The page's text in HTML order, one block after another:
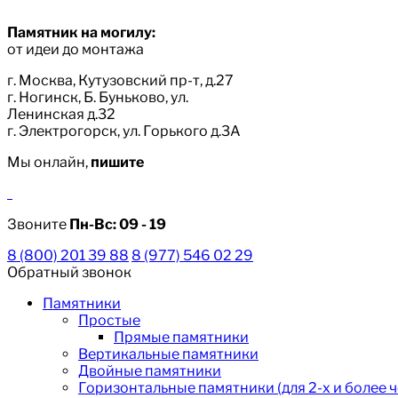
Памятник на могилу:
от идеи до монтажа
г. Москва, Кутузовский пр-т, д.27
г. Ногинск, Б. Буньково, ул.
Ленинская д.32
г. Электрогорск, ул. Горького д.3А
Мы онлайн, пишите
Звоните Пн-Вс:09 - 19
8 (800) 201 39 88 8 (977) 546 02 29
Обратный звонок
Памятники
Простые
Прямые памятники
Вертикальные памятники
Двойные памятники
Горизонтальные памятники (для 2-х и более